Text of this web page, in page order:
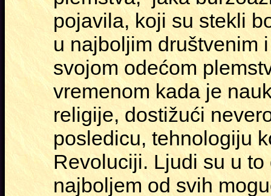
pojavila, koji su stekli
u najboljim društvenim
svojom odećom
vremenom kada je
religije, dostižući
posledicu, tehnologiju
Revoluciji. Ljudi su u
najboljem od svih